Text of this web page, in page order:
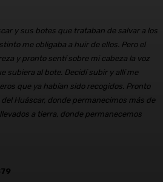
y sus botes que trataban de salvar a los
me obligaba a huir de ellos. Pero el
y pronto sentí sobre mi cabeza la voz
subiera al bote. Decidí subir y allí me
que ya habían sido recogidos. Pronto
Huáscar, donde permanecimos más de
a tierra, donde permanecemos